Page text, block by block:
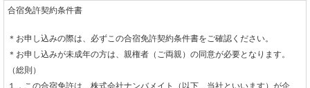
人情報を取り扱うことはありません。利用目的を超えて個人情報の取り扱いを
2．個人情報に関する法令や指針、規範について
個人情報に関する法令・国が定める指針その他の規範を守ります。
3．個人情報の安全管理について
合宿免許契約条件書
＊お申し込みの際は、必ずこの合宿免許契約条件書をご確認ください。
＊お申し込みが未成年の方は、親権者（ご両親）の同意が必要となります。
（総則）